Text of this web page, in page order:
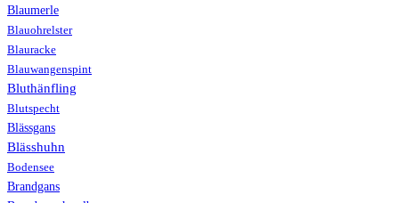
Blaumerle
Blauohrelster
Blauracke
Blauwangenspint
Bluthänfling
Blutspecht
Blässgans
Blässhuhn
Bodensee
Brandgans